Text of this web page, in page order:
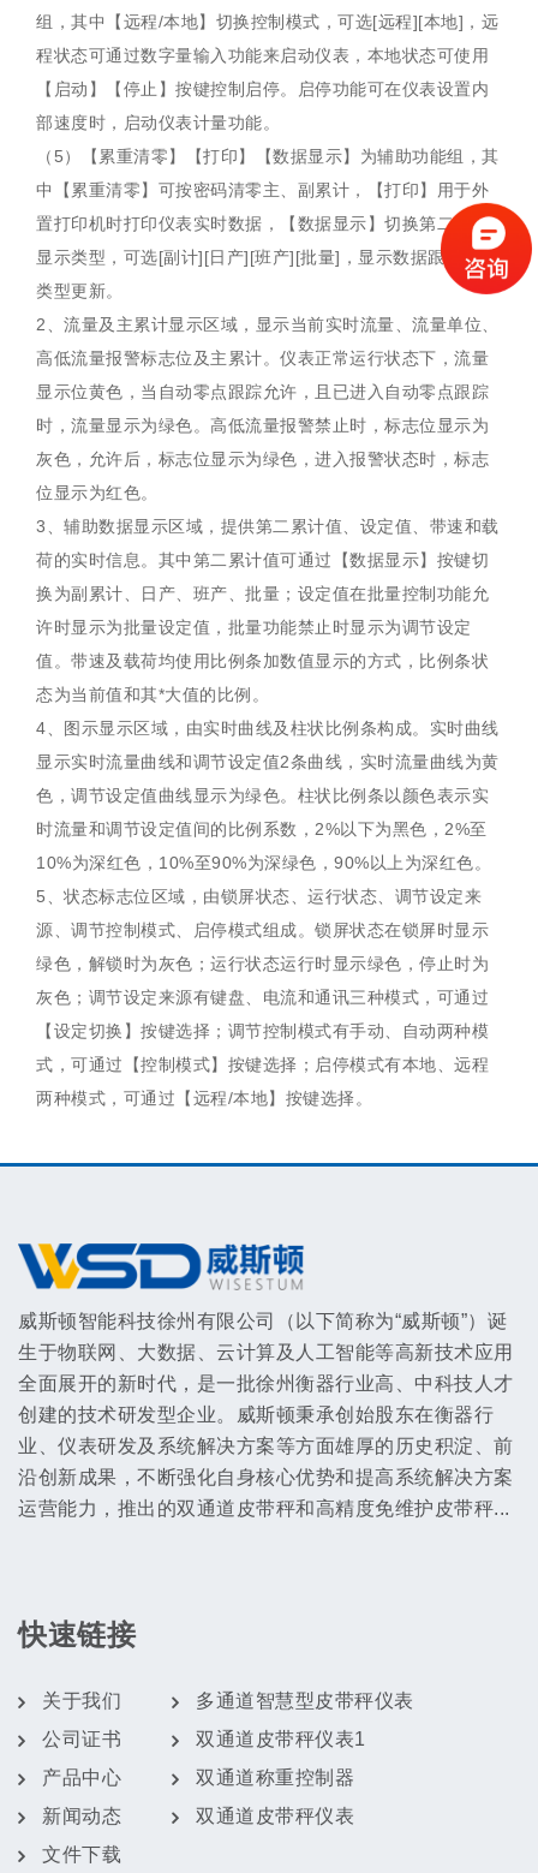
组，其中【远程/本地】切换控制模式，可选[远程][本地]，远
程状态可通过数字量输入功能来启动仪表，本地状态可使用
【启动】【停止】按键控制启停。启停功能可在仪表设置内
部速度时，启动仪表计量功能。
（5）【累重清零】【打印】【数据显示】为辅助功能组，其
中【累重清零】可按密码清零主、副累计，【打印】用于外
置打印机时打印仪表实时数据，【数据显示】切换第二累计
显示类型，可选[副计][日产][班产][批量]，显示数据跟随所选
类型更新。
2、流量及主累计显示区域，显示当前实时流量、流量单位、
高低流量报警标志位及主累计。仪表正常运行状态下，流量
显示位黄色，当自动零点跟踪允许，且已进入自动零点跟踪
时，流量显示为绿色。高低流量报警禁止时，标志位显示为
灰色，允许后，标志位显示为绿色，进入报警状态时，标志
位显示为红色。
3、辅助数据显示区域，提供第二累计值、设定值、带速和载
荷的实时信息。其中第二累计值可通过【数据显示】按键切
换为副累计、日产、班产、批量；设定值在批量控制功能允
许时显示为批量设定值，批量功能禁止时显示为调节设定
值。带速及载荷均使用比例条加数值显示的方式，比例条状
态为当前值和其*大值的比例。
4、图示显示区域，由实时曲线及柱状比例条构成。实时曲线
显示实时流量曲线和调节设定值2条曲线，实时流量曲线为黄
色，调节设定值曲线显示为绿色。柱状比例条以颜色表示实
时流量和调节设定值间的比例系数，2%以下为黑色，2%至
10%为深红色，10%至90%为深绿色，90%以上为深红色。
5、状态标志位区域，由锁屏状态、运行状态、调节设定来
源、调节控制模式、启停模式组成。锁屏状态在锁屏时显示
绿色，解锁时为灰色；运行状态运行时显示绿色，停止时为
灰色；调节设定来源有键盘、电流和通讯三种模式，可通过
【设定切换】按键选择；调节控制模式有手动、自动两种模
式，可通过【控制模式】按键选择；启停模式有本地、远程
两种模式，可通过【远程/本地】按键选择。
威斯顿智能科技徐州有限公司（以下简称为“威斯顿”）诞
生于物联网、大数据、云计算及人工智能等高新技术应用
全面展开的新时代，是一批徐州衡器行业高、中科技人才
创建的技术研发型企业。威斯顿秉承创始股东在衡器行
业、仪表研发及系统解决方案等方面雄厚的历史积淀、前
沿创新成果，不断强化自身核心优势和提高系统解决方案
运营能力，推出的双通道皮带秤和高精度免维护皮带秤...
快速链接
关于我们
公司证书
产品中心
新闻动态
文件下载
多通道智慧型皮带秤仪表
双通道皮带秤仪表1
双通道称重控制器
双通道皮带秤仪表